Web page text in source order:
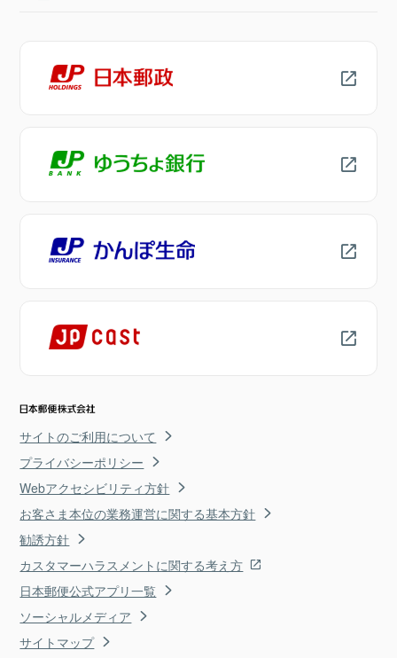
サイトのご利用について
プライバシーポリシー
Webアクセシビリティ方針
お客さま本位の業務運営に関する基本方針
勧誘方針
カスタマーハラスメントに関する考え方
日本郵便公式アプリ一覧
ソーシャルメディア
サイトマップ